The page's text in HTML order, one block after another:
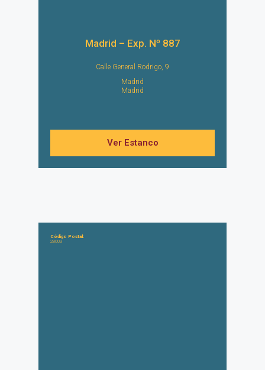
Madrid – Exp. Nº 887
Calle General Rodrigo, 9
Madrid
Madrid
Ver Estanco
Código Postal:
28003